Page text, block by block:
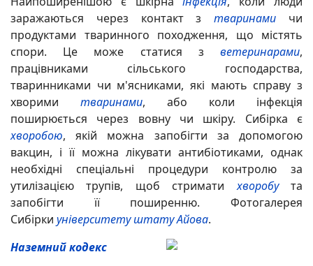
заражаються через контакт зтваринами чи
продуктами тваринного походження, що містять
спори. Це може статися з ветеринарами,
працівниками сільського господарства,
тваринниками чи м'ясниками, які мають справу з
хворими тваринами, або коли інфекція
поширюється через вовну чи шкіру. Сибірка є
хворобою, якій можна запобігти за допомогою
вакцин, і її можна лікувати антибіотиками, однак
необхідні спеціальні процедури контролю за
утилізацією трупів, щоб стриматихворобута
запобігти її поширенню. Фотогалерея
Сибірки університету штату Айова.
Наземний кодекс